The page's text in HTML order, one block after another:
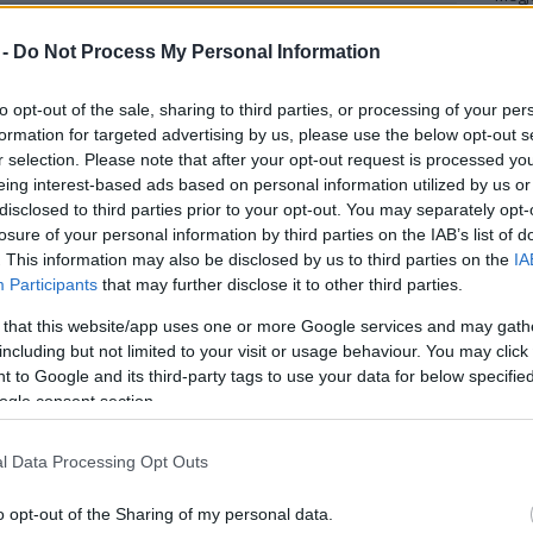
Do Not Process My Personal Information
opt-out of the sale, sharing to third parties, or processing of your
for targeted advertising by us, please use the below opt-out
selection. Please note that after your opt-out request is processed
interest-based ads based on personal information utilized by us
to third parties prior to your opt-out. You may separately
of your personal information by third parties on the IAB’s list of
This information may also be disclosed by us to third parties on the
Participants that may further disclose it to other third parties.
that this website/app uses one or more Google services and may
but not limited to your visit or usage behaviour. You may
to Google and its third-party tags to use your data for below
consent section.
Data Processing Opt Outs
opt-out of the Sharing of my personal data.
be sem mutatott, de már most az év mozis
őrzőkről. Pontosabban a folytatásáról – ugyanis
hogy nem érnek véget a maszkos
Morgan azonban legutóbbi interjújában
szokás, benne van a szerződésünkben,
– mondta a színész, aki A Komédiás nevű
az a baj, hogy a rendező, Zack Snyder nem
projekt kútba esik. Úgyhogy azt ajánlom
arra, hogy az Őrzők visszatérnek. Persze
világ egyik legjobb képregénye, és sokáig úgy
A karakterek és a történet rendkívül
a Watchmen a gondolkodó ember képregénye.
Amerikában játszódik, ahol a szuperhősök, az
Miközben kitörni készül a világháború a
A
A